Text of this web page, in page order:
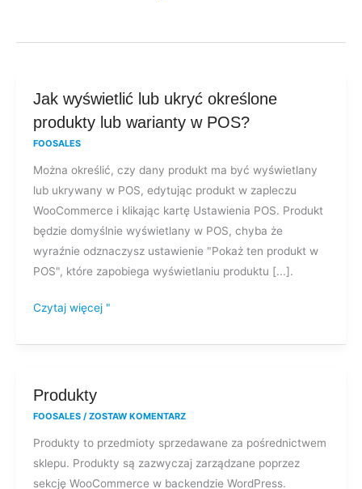
Jak wyświetlić lub ukryć określone
produkty lub warianty w POS?
FOOSALES
Można określić, czy dany produkt ma być wyświetlany
lub ukrywany w POS, edytując produkt w zapleczu
WooCommerce i klikając kartę Ustawienia POS. Produkt
będzie domyślnie wyświetlany w POS, chyba że
wyraźnie odznaczysz ustawienie "Pokaż ten produkt w
POS", które zapobiega wyświetlaniu produktu [...].
Jak
wyświetlić
określone
produkty
lub
warianty
w
POS?
Czytaj więcej "
Produkty
FOOSALES / ZOSTAW KOMENTARZ
Produkty to przedmioty sprzedawane za pośrednictwem
sklepu. Produkty są zazwyczaj zarządzane poprzez
sekcję WooCommerce w backendzie WordPress.
Produkty